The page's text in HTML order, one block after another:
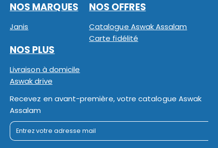
NOS MARQUES
Janis
NOS OFFRES
Catalogue Aswak Assalam
Carte fidélité
NOS PLUS
Livraison à domicile
Aswak drive
Recevez en avant-première, votre catalogue Aswak
Assalam